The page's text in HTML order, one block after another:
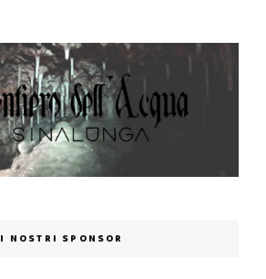
I NOSTRI SPONSOR